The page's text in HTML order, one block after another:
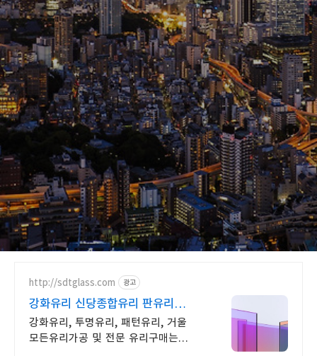
http://sdtglass.com 광고
강화유리 신당종합유리 판유리
인테리어유리 가공
강화유리, 투명유리, 패턴유리, 거울
모든유리가공 및 전문 유리구매는